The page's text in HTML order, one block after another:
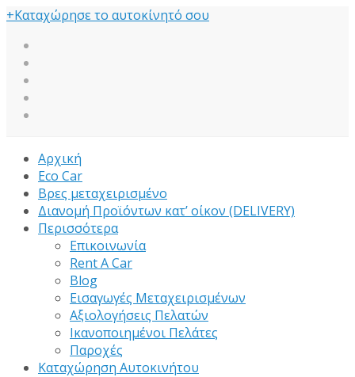
+Καταχώρησε το αυτοκίνητό σου
Αρχική
Eco Car
Βρες μεταχειρισμένο
Διανομή Προϊόντων κατ’ οίκον (DELIVERY)
Περισσότερα
Επικοινωνία
Rent A Car
Blog
Εισαγωγές Μεταχειρισμένων
Αξιολογήσεις Πελατών
Ικανοποιημένοι Πελάτες
Παροχές
Καταχώρηση Αυτοκινήτου